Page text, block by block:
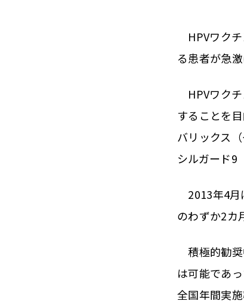
HPVワク
る患者が急
HPVワク
することを
バリックス
シルガード9
2013年4月
のわずか2カ
積極的勧奨
は可能であ
全国年間実